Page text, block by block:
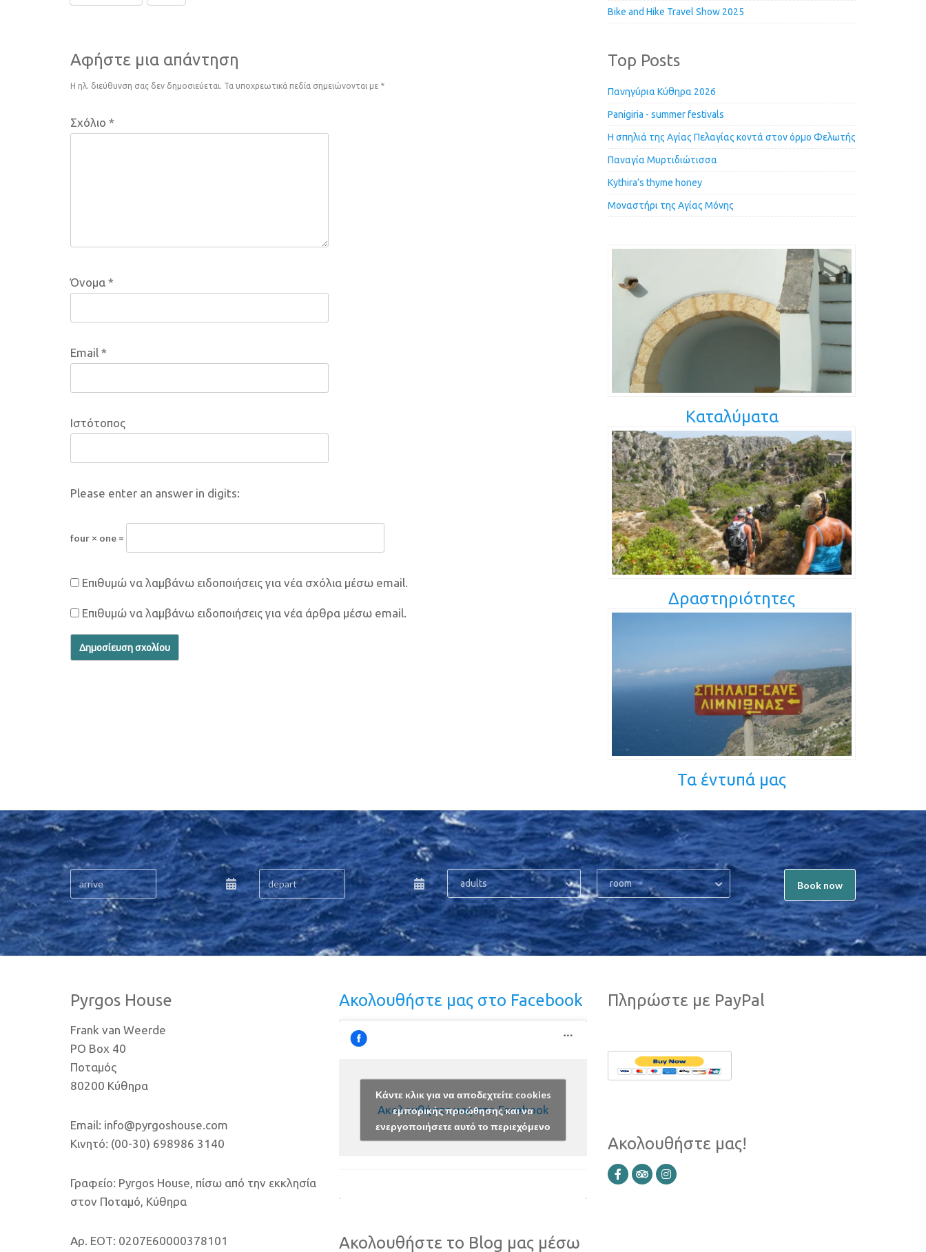
Αφήστε μια απάντηση
Η ηλ. διεύθυνση σας δεν δημοσιεύεται. Τα υποχρεωτικά πεδία σημειώνονται με *
Σχόλιο *
Όνομα *
Email *
Ιστότοπος
Please enter an answer in digits:
four × one =
Επιθυμώ να λαμβάνω ειδοποιήσεις για νέα σχόλια μέσω email.
Επιθυμώ να λαμβάνω ειδοποιήσεις για νέα άρθρα μέσω email.
Bike and Hike Travel Show 2025
Top Posts
Πανηγύρια Κύθηρα 2026
Panigiria - summer festivals
Η σπηλιά της Αγίας Πελαγίας κοντά στον όρμο Φελωτής
Παναγία Μυρτιδιώτισσα
Kythira’s thyme honey
Μοναστήρι της Αγίας Μόνης
Καταλύματα
Δραστηριότητες
Τα έντυπά μας
adults room Book now
Pyrgos House
Frank van Weerde
PO Box 40
Ποταμός
80200 Κύθηρα
Email: info@pyrgoshouse.com
Κινητό: (00-30) 698986 3140
Γραφείο: Pyrgos House, πίσω από την εκκλησία
στον Ποταμό, Κύθηρα
Αρ. ΕΟΤ: 0207E60000378101
Ακολουθήστε μας στο Facebook
Ακολουθήστε μας στο Facebook
Κάντε κλικ για να αποδεχτείτε cookies
εμπορικής προώθησης και να
ενεργοποιήσετε αυτό το περιεχόμενο
Ακολουθήστε το Blog μας μέσω
Πληρώστε με PayPal
Ακολουθήστε μας!